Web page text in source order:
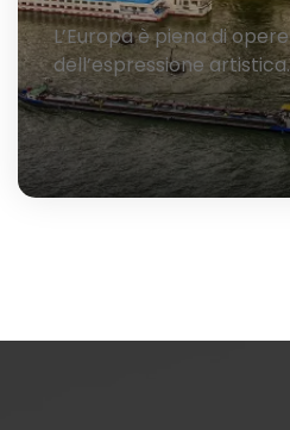
L’Europa è piena di
dell’espressione